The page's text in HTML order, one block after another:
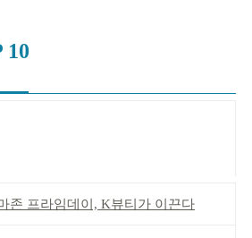
10
존 프라임데이, K뷰티가 이끈다